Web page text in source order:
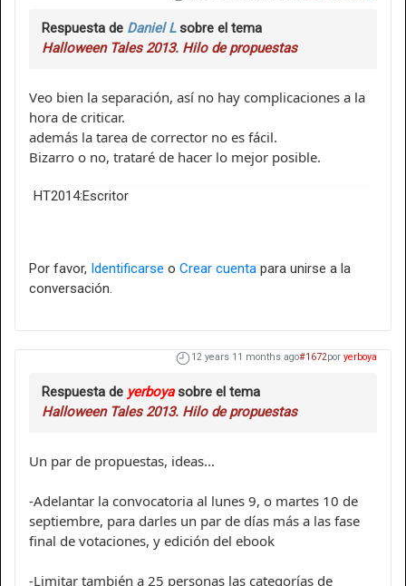
Respuesta de Daniel Lsobre el tema
Halloween Tales 2013. Hilo de propuestas
Veo bien la separación, así no hay complicaciones a la
hora de criticar.
además la tarea de corrector no es fácil.
Bizarro o no, trataré de hacer lo mejor posible.
HT2014:Escritor
Por favor, Identificarse o Crear cuenta para unirse a la
conversación.
12 years 11 months ago#1672por yerboya
Respuesta de yerboyasobre el tema
Halloween Tales 2013. Hilo de propuestas
Un par de propuestas, ideas...
-Adelantar la convocatoria al lunes 9, o martes 10 de
septiembre, para darles un par de días más a las fase
final de votaciones, y edición del ebook
-Limitar también a 25 personas las categorías de